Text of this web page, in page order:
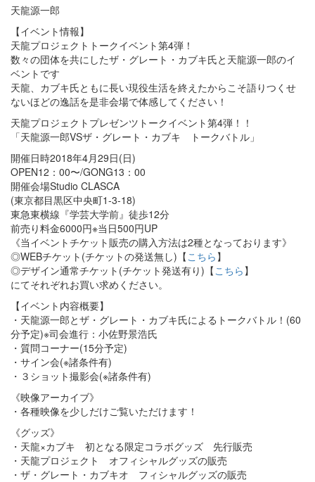
天龍源一郎
【イベント情報】
天龍プロジェクトトークイベント第4弾！
数々の団体を共にしたザ・グレート・カブキ氏と天龍源一郎のイ
ベントです
天龍、カブキ氏ともに長い現役生活を終えたからこそ語りつくせ
ないほどの逸話を是非会場で体感してください！
天龍プロジェクトプレゼンツトークイベント第4弾！！
「天龍源一郎VSザ・グレート・カブキ トークバトル」
開催日時2018年4月29日(日)
OPEN12：00〜/GONG13：00
開催会場Studio CLASCA
(東京都目黒区中央町1-3-18)
東急東横線『学芸大学前』徒歩12分
前売り料金6000円※当日500円UP
《当イベントチケット販売の購入方法は2種となっております》
◎WEBチケット(チケットの発送無し)【こちら 】
◎デザイン通常チケット(チケット発送有り)【こちら 】
にてそれぞれお買い求めください。
【イベント内容概要】
・天龍源一郎とザ・グレート・カブキ氏によるトークバトル！(60
分予定)※司会進行：小佐野景浩氏
・質問コーナー(15分予定)
・サイン会(※諸条件有)
・３ショット撮影会(※諸条件有)
《映像アーカイブ》
・各種映像を少しだけご覧いただけます！
《グッズ》
・天龍×カブキ 初となる限定コラボグッズ 先行販売
・天龍プロジェクト オフィシャルグッズの販売
・ザ・グレート・カブキオ フィシャルグッズの販売